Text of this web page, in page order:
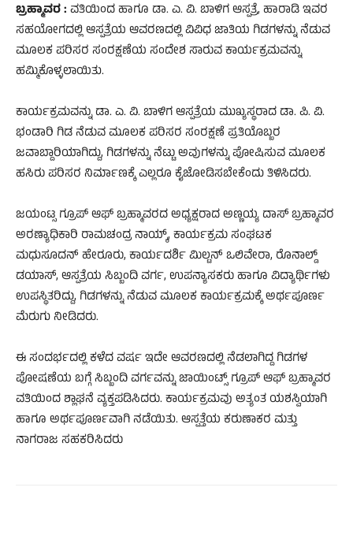
ಬ್ರಹ್ಮಾವರ : ವತಿಯಿಂದ ಹಾಗೂ ಡಾ. ಎ. ವಿ. ಬಾಳಿಗ ಆಸ್ಪತ್ರೆ, ಹಾರಾಡಿ ಇವರ
ಸಹಯೋಗದಲ್ಲಿ ಆಸ್ಪತ್ರೆಯ ಆವರಣದಲ್ಲಿ ವಿವಿಧ ಜಾತಿಯ ಗಿಡಗಳನ್ನು ನೆಡುವ
ಮೂಲಕ ಪರಿಸರ ಸಂರಕ್ಷಣೆಯ ಸಂದೇಶ ಸಾರುವ ಕಾರ್ಯಕ್ರಮವನ್ನು
ಹಮ್ಮಿಕೊಳ್ಳಲಾಯಿತು.
ಕಾರ್ಯಕ್ರಮವನ್ನು ಡಾ. ಎ. ವಿ. ಬಾಳಿಗ ಆಸ್ಪತ್ರೆಯ ಮುಖ್ಯಸ್ಥರಾದ ಡಾ. ಪಿ. ವಿ.
ಭಂಡಾರಿ ಗಿಡ ನೆಡುವ ಮೂಲಕ ಪರಿಸರ ಸಂರಕ್ಷಣೆ ಪ್ರತಿಯೊಬ್ಬರ
ಜವಾಬ್ದಾರಿಯಾಗಿದ್ದು, ಗಿಡಗಳನ್ನು ನೆಟ್ಟು ಅವುಗಳನ್ನು ಪೋಷಿಸುವ ಮೂಲಕ
ಹಸಿರು ಪರಿಸರ ನಿರ್ಮಾಣಕ್ಕೆ ಎಲ್ಲರೂ ಕೈಜೋಡಿಸಬೇಕೆಂದು ತಿಳಿಸಿದರು.
ಜಯಂಟ್ಸ ಗ್ರೂಪ್ ಆಫ್ ಬ್ರಹ್ಮಾವರದ ಅಧ್ಯಕ್ಷರಾದ ಅಣ್ಣಯ್ಯ ದಾಸ್ ಬ್ರಹ್ಮಾವರ
ಅರಣ್ಯಾಧಿಕಾರಿ ರಾಮಚಂದ್ರ ನಾಯ್ಕ್, ಕಾರ್ಯಕ್ರಮ ಸಂಘಟಕ
ಮಧುಸೂದನ್ ಹೇರೂರು, ಕಾರ್ಯದರ್ಶಿ ಮಿಲ್ಟನ್ ಒಲಿವೇರಾ, ರೊನಾಲ್ಡ್
ಡಯಾಸ್, ಆಸ್ಪತ್ರೆಯ ಸಿಬ್ಬಂದಿ ವರ್ಗ, ಉಪನ್ಯಾಸಕರು ಹಾಗೂ ವಿದ್ಯಾರ್ಥಿಗಳು
ಉಪಸ್ಥಿತರಿದ್ದು, ಗಿಡಗಳನ್ನು ನೆಡುವ ಮೂಲಕ ಕಾರ್ಯಕ್ರಮಕ್ಕೆ ಅರ್ಥಪೂರ್ಣ
ಮೆರುಗು ನೀಡಿದರು.
ಈ ಸಂದರ್ಭದಲ್ಲಿ ಕಳೆದ ವರ್ಷ ಇದೇ ಆವರಣದಲ್ಲಿ ನೆಡಲಾಗಿದ್ದ ಗಿಡಗಳ
ಪೋಷಣೆಯ ಬಗ್ಗೆ ಸಿಬ್ಬಂದಿ ವರ್ಗವನ್ನು ಜಾಯಿಂಟ್ಸ್ ಗ್ರೂಪ್ ಆಫ್ ಬ್ರಹ್ಮಾವರ
ವತಿಯಿಂದ ಶ್ಲಾಘನೆ ವ್ಯಕ್ತಪಡಿಸಿದರು. ಕಾರ್ಯಕ್ರಮವು ಅತ್ಯಂತ ಯಶಸ್ವಿಯಾಗಿ
ಹಾಗೂ ಅರ್ಥಪೂರ್ಣವಾಗಿ ನಡೆಯಿತು. ಆಸ್ಪತ್ತೆಯ ಕರುಣಾಕರ ಮತ್ತು
ನಾಗರಾಜ ಸಹಕರಿಸಿದರು